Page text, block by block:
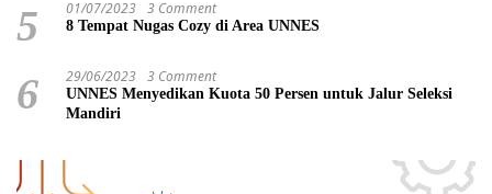
5 01/07/2023 3 Comment
8 Tempat Nugas Cozy di Area UNNES
6 29/06/2023 3 Comment
UNNES Menyedikan Kuota 50 Persen untuk Jalur Seleksi
Mandiri